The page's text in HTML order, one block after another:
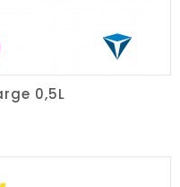
0,5L